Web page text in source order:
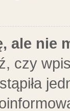
ale nie
czy